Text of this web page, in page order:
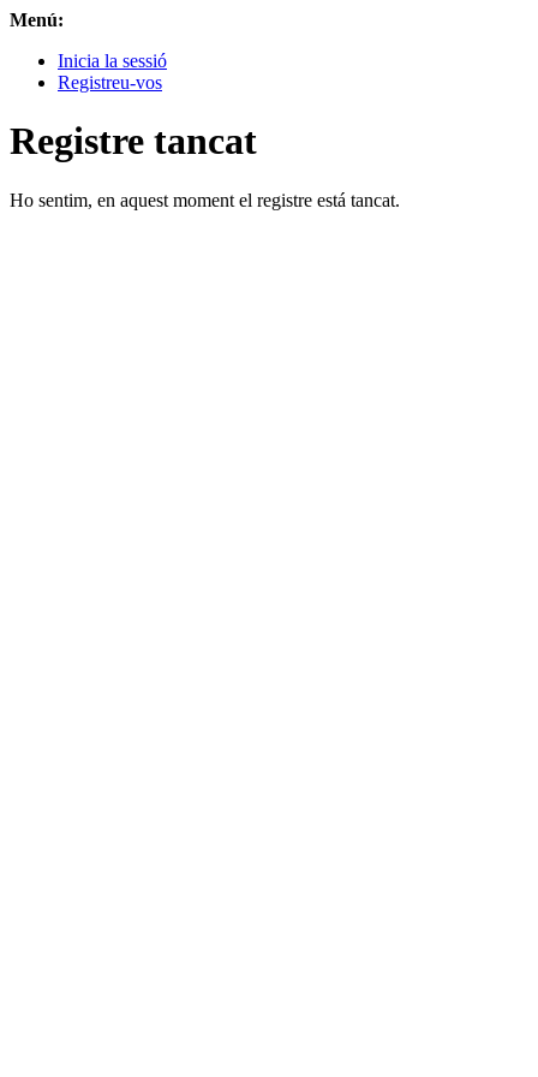
Menú:
Inicia la sessió
Registreu-vos
Registre tancat
Ho sentim, en aquest moment el registre está tancat.